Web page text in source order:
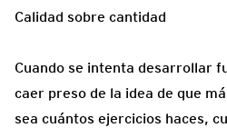
Calidad sobre cantidad
Cuando se intenta desarrollar
caer preso de la idea de que
sea cuántos ejercicios haces,